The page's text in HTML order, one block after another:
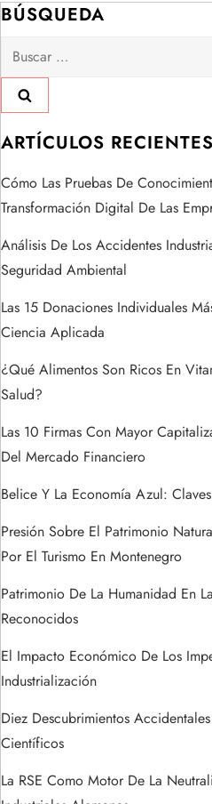
g
a
c
i
ó
n
d
e
e
n
t
r
a
d
a
s
BÚSQUEDA
Buscar:
ARTÍCULOS RECIENTES
Cómo Las Pruebas De
Transformación Digital De Las
Análisis De Los Accidentes
Seguridad Ambiental
Las 15 Donaciones Individuales
Ciencia Aplicada
¿Qué Alimentos Son Ricos En
Salud?
Las 10 Firmas Con Mayor
Del Mercado Financiero
Belice Y La Economía Azul:
Presión Sobre El Patrimonio
Por El Turismo En Montenegro
Patrimonio De La Humanidad En
Reconocidos
El Impacto Económico De Los
Industrialización
Diez Descubrimientos
Científicos
La RSE Como Motor De La